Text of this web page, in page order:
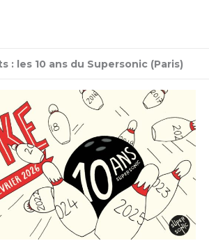
: les 10 ans du Supersonic (Paris)